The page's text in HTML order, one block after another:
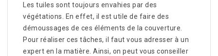
Les tuiles sont toujours envahies par des
végétations. En effet, il est utile de faire des
démoussages de ces éléments de la couverture.
Pour réaliser ces tâches, il faut vous adresser à un
expert en la matière. Ainsi, on peut vous conseiller